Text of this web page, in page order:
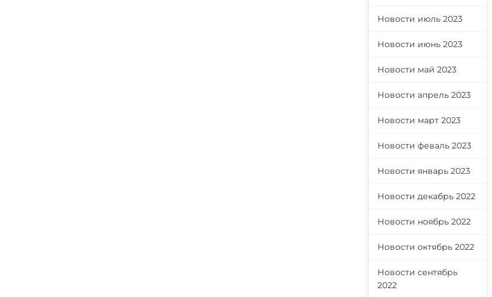
Новости июль 2023
Новости июнь 2023
Новости май 2023
Новости апрель 2023
Новости март 2023
Новости феваль 2023
Новости январь 2023
Новости декабрь 2022
Новости ноябрь 2022
Новости октябрь 2022
Новости сентябрь
2022